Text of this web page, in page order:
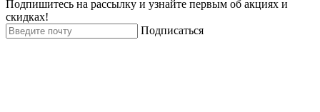
Подпишитесь на рассылку и узнайте первым об акциях и
скидках!
Подписаться